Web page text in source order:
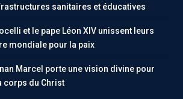
sanitaires et éducatives
et le pape Léon XIV unissent leurs
mondiale pour la paix
Marcel porte une vision divine pour
corps du Christ